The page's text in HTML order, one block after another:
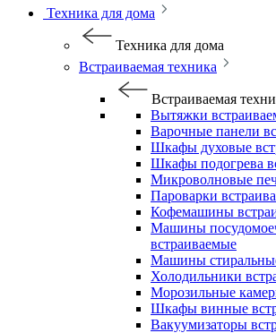
Техника для дома
Техника для дома
Встраиваемая техника
Встраиваемая
Вытяжки
Варочные панели
Шкафы духовые
Шкафы подогрева
Микроволновые
Пароварки
Кофемашины
Машины
встраиваемые
Машины
Холодильники
Морозильные
Шкафы винные
Вакуумизаторы